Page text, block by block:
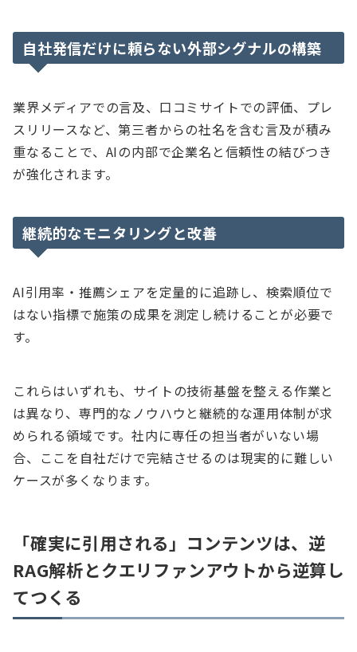
自社発信だけに頼らない外部シグナルの構築
業界メディアでの言及、口コミサイトでの評価、プレ
スリリースなど、第三者からの社名を含む言及が積み
重なることで、AIの内部で企業名と信頼性の結びつき
が強化されます。
継続的なモニタリングと改善
AI引用率・推薦シェアを定量的に追跡し、検索順位で
はない指標で施策の成果を測定し続けることが必要で
す。
これらはいずれも、サイトの技術基盤を整える作業と
は異なり、専門的なノウハウと継続的な運用体制が求
められる領域です。社内に専任の担当者がいない場
合、ここを自社だけで完結させるのは現実的に難しい
ケースが多くなります。
「確実に引用される」コンテンツは、逆
RAG解析とクエリファンアウトから逆算し
てつくる